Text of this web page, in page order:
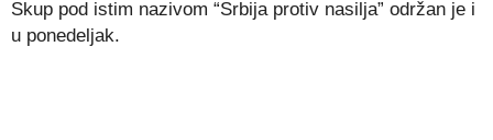
Skup pod istim nazivom “Srbija protiv nasilja” održan je i
u ponedeljak.